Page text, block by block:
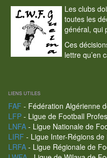
Les clubs
toutes les
général, qui
Ces
lettre qu’en
LIENS UTILES
FAF - Fédération Algérienne
LFP- Ligue de Football
LNFA- Ligue Nationale de
LIRF - Ligue Inter-Régions de
LRFA- Ligue Régionale de